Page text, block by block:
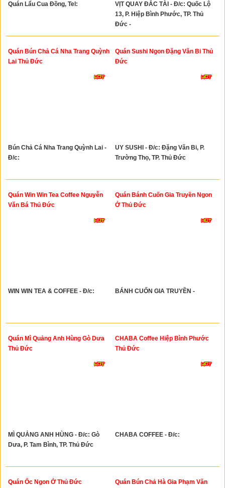
Quán Lẩu Cua Đồng, Tel:
VỊT QUAY ĐẮC TÀI - Đ/c: Quốc Lộ
13, P. Hiệp Bình Phước, TP. Thủ
Đức -
Quán Bún Chả Cá Nha Trang Quỳnh
Lai Thủ Đức
Bún Chả Cá Nha Trang Quỳnh Lai -
Đ/c:
Quán Sushi Ngon Đặng Văn Bi Thủ
Đức
UY SUSHI - Đ/c: Đặng Văn Bi, P.
Trường Thọ, TP. Thủ Đức
Quán Win Win Tea Coffee Nguyễn
Văn Bá Thủ Đức
WIN WIN TEA & COFFEE - Đ/c:
Quán Bánh Cuốn Gia Truyền Ngon
Ở Thủ Đức
BÁNH CUỐN GIA TRUYỀN -
Quán Mì Quảng Anh Hùng Gò Dưa
Thủ Đức
MÌ QUẢNG ANH HÙNG - Đ/c: Gò
Dưa, P. Tam Bình, TP. Thủ Đức
CHABA Coffee Hiệp Bình Phước
Thủ Đức
CHABA COFFEE - Đ/c:
Quán Ốc Ngon Ở Thủ Đức Quán Bún Chả Hà Gia Phạm Văn